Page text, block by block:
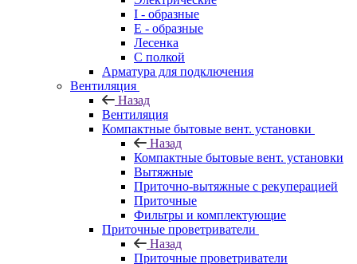
I - образные
E - образные
Лесенка
С полкой
Арматура для подключения
Вентиляция
Назад
Вентиляция
Компактные бытовые вент. установки
Назад
Компактные бытовые вент. установки
Вытяжные
Приточно-вытяжные с рекуперацией
Приточные
Фильтры и комплектующие
Приточные проветриватели
Назад
Приточные проветриватели